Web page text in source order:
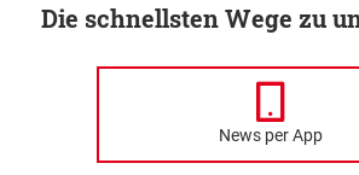
Die schnellsten Wege zu
News per App